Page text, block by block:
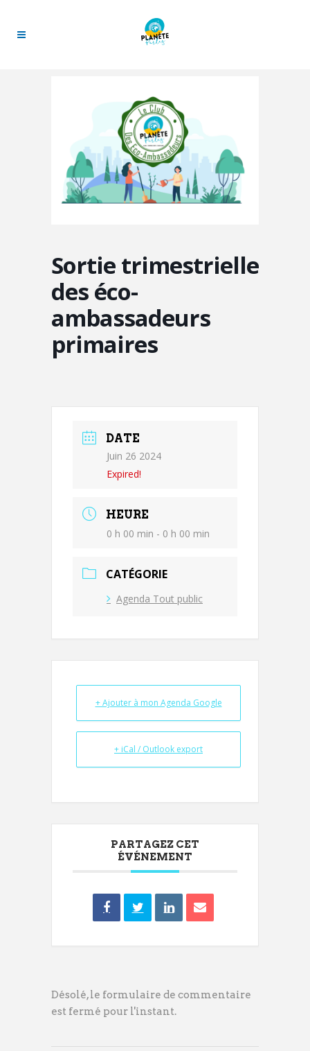
Sortie trimestrielle
des éco-
ambassadeurs
primaires
DATE
Juin 26 2024
Expired!
HEURE
0 h 00 min - 0 h 00 min
CATÉGORIE
Agenda Tout public
+ Ajouter à mon Agenda Google
+ iCal / Outlook export
PARTAGEZ CET
ÉVÉNEMENT
Désolé, le formulaire de commentaire
est fermé pour l'instant.